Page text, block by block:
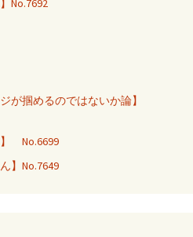
No.7692
が掴めるのではないか論】
】 No.6699
】No.7649